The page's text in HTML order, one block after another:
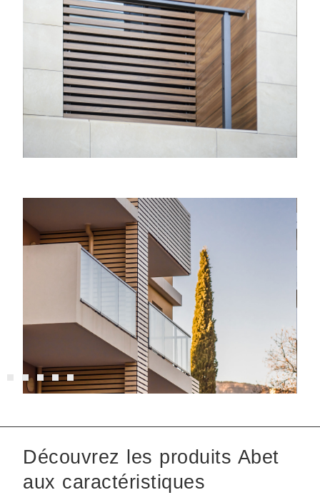
Découvrez les produits Abet
aux caractéristiques